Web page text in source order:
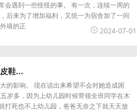
会遇到一些怪怪的事。 有一次，连续一周的
后来为了增加福利，又统一为宿舍加了一间
墙的正
2024-07-01
鞋...
的影响。 现在说出来希望不会对她造成困
岁多，因为上幼儿园时候带领全班同学在木
打死也不上幼儿园，爸爸无奈之下就天天放